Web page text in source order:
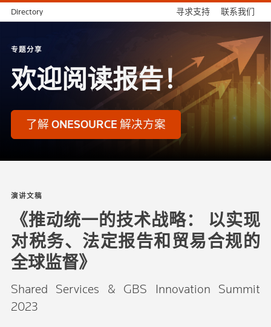
Directory 寻求支持 联系我们
专题分享
欢迎阅读报告！
了解 ONESOURCE 解决方案
演讲文稿
《推动统一的技术战略： 以实现
对税务、法定报告和贸易合规的
全球监督》
Shared Services & GBS Innovation Summit
2023